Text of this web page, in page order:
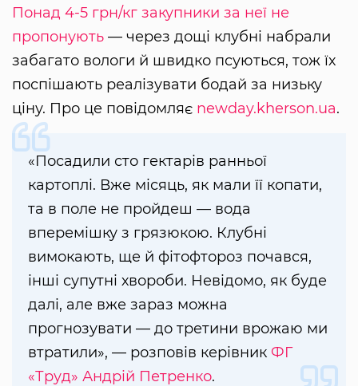
Понад 4-5 грн/кг закупники за неї не
пропонують — через дощі клубні набрали
забагато вологи й швидко псуються, тож їх
поспішають реалізувати бодай за низьку
ціну. Про це повідомляє newday.kherson.ua.
«Посадили сто гектарів ранньої
картоплі. Вже місяць, як мали її копати,
та в поле не пройдеш — вода
вперемішку з грязюкою. Клубні
вимокають, ще й фітофтороз почався,
інші супутні хвороби. Невідомо, як буде
далі, але вже зараз можна
прогнозувати — до третини врожаю ми
втратили», — розповів керівник ФГ
«Труд» Андрій Петренко.